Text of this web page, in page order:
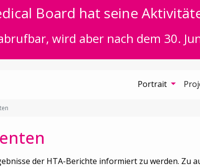
Board hat seine
wird aber nach dem 30.
Portrait
der HTA-Berichte informiert zu werden. Zu